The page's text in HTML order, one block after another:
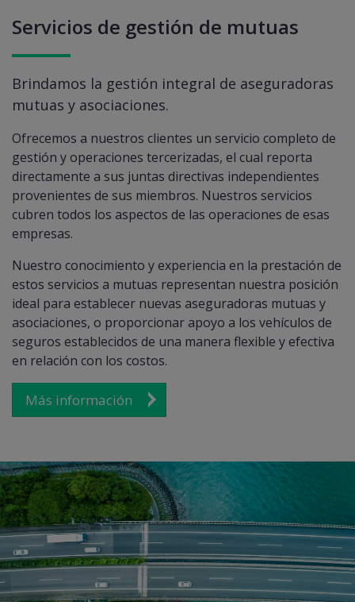
Servicios de gestión de mutuas
Brindamos la gestión integral de aseguradoras
mutuas y asociaciones.
Ofrecemos a nuestros clientes un servicio completo de
gestión y operaciones tercerizadas, el cual reporta
directamente a sus juntas directivas independientes
provenientes de sus miembros. Nuestros servicios
cubren todos los aspectos de las operaciones de esas
empresas.
Nuestro conocimiento y experiencia en la prestación de
estos servicios a mutuas representan nuestra posición
ideal para establecer nuevas aseguradoras mutuas y
asociaciones, o proporcionar apoyo a los vehículos de
seguros establecidos de una manera flexible y efectiva
en relación con los costos.
Más información